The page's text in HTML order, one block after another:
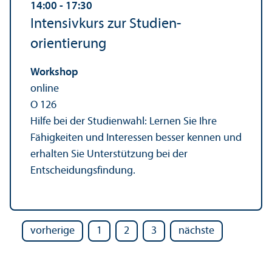
14:00 ‐ 17:30
Intensivkurs zur Studien­
orientierung
Workshop
online
O 126
Hilfe bei der Studien­wahl: Lernen Sie Ihre
Fähigkeiten und Interessen besser kennen und
erhalten Sie Unter­stützung bei der
Entscheidungs­findung.
vorherige 1 2 3 nächste